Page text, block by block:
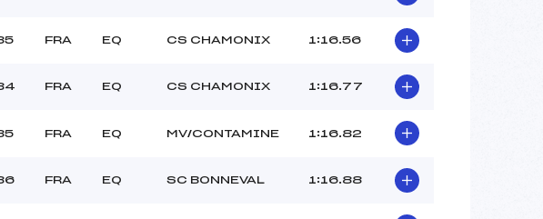
FRA EQ CS CHAMONIX 1:16.56
FRA EQ CS CHAMONIX 1:16.77
FRA EQ MV/CONTAMINE 1:16.82
FRA EQ SC BONNEVAL 1:16.88